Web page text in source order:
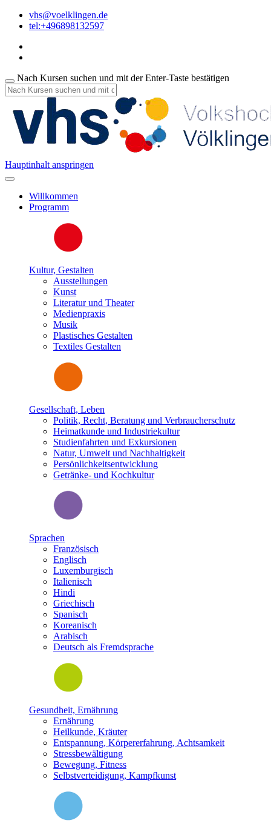
vhs@voelklingen.de
tel:+496898132597
Nach Kursen suchen und mit der Enter-Taste bestätigen
Hauptinhalt anspringen
Willkommen
Programm
Kultur, Gestalten
Ausstellungen
Kunst
Literatur und Theater
Medienpraxis
Musik
Plastisches Gestalten
Textiles Gestalten
Gesellschaft, Leben
Politik, Recht, Beratung und Verbraucherschutz
Heimatkunde und Industriekultur
Studienfahrten und Exkursionen
Natur, Umwelt und Nachhaltigkeit
Persönlichkeitsentwicklung
Getränke- und Kochkultur
Sprachen
Französisch
Englisch
Luxemburgisch
Italienisch
Hindi
Griechisch
Spanisch
Koreanisch
Arabisch
Deutsch als Fremdsprache
Gesundheit, Ernährung
Ernährung
Heilkunde, Kräuter
Entspannung, Körpererfahrung, Achtsamkeit
Stressbewältigung
Bewegung, Fitness
Selbstverteidigung, Kampfkunst